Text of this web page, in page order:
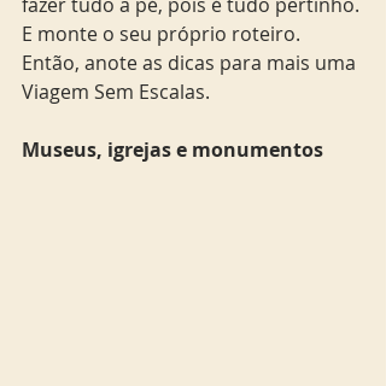
E monte o seu próprio roteiro.
Então, anote as dicas para mais uma
Viagem Sem Escalas.
Museus, igrejas e monumentos